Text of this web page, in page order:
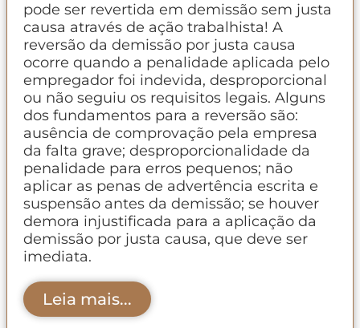
pode ser revertida em demissão sem justa
causa através de ação trabalhista! A
reversão da demissão por justa causa
ocorre quando a penalidade aplicada pelo
empregador foi indevida, desproporcional
ou não seguiu os requisitos legais. Alguns
dos fundamentos para a reversão são:
ausência de comprovação pela empresa
da falta grave; desproporcionalidade da
penalidade para erros pequenos; não
aplicar as penas de advertência escrita e
suspensão antes da demissão; se houver
demora injustificada para a aplicação da
demissão por justa causa, que deve ser
imediata.
Leia mais...